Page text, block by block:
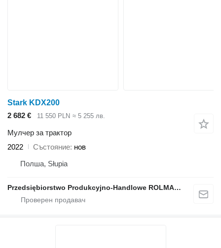
Stark KDX200
2 682 €
11 550 PLN ≈ 5 255 лв.
Мулчер за трактор
2022
Състояние нов
Полша, Słupia
Przedsiębiorstwo Produkcyjno-Handlowe ROLMAPOL Marcin Dziekan